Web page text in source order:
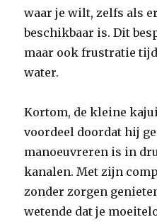
waar je wilt, zelfs als
beschikbaar is. Dit
maar ook frustratie
water.
Kortom, de kleine
voordeel doordat hij
manoeuvreren is in
kanalen. Met zijn
zonder zorgen
wetende dat je